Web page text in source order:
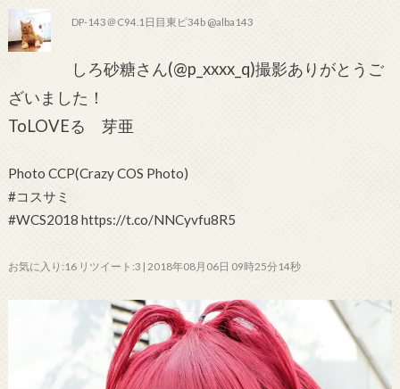
DP-143＠C94.1日目東ピ34b @alba143
しろ砂糖さん(@p_xxxx_q)撮影ありがとうご
ざいました！
ToLOVEる 芽亜
Photo CCP(Crazy COS Photo)
#コスサミ
#WCS2018 https://t.co/NNCyvfu8R5
お気に入り:16 リツイート:3 | 2018年08月06日 09時25分14秒